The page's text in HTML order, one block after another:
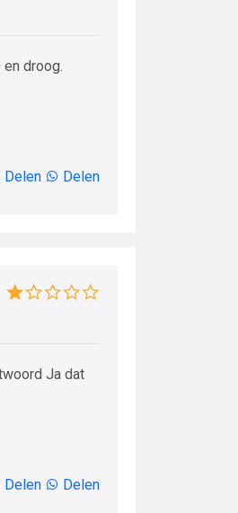
droog.
Delen Delen
Ja dat
Delen Delen